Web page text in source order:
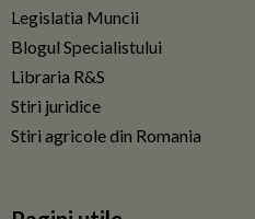
Legislatia Muncii
Blogul Specialistului
Libraria R&S
Stiri juridice
Stiri agricole din Romania